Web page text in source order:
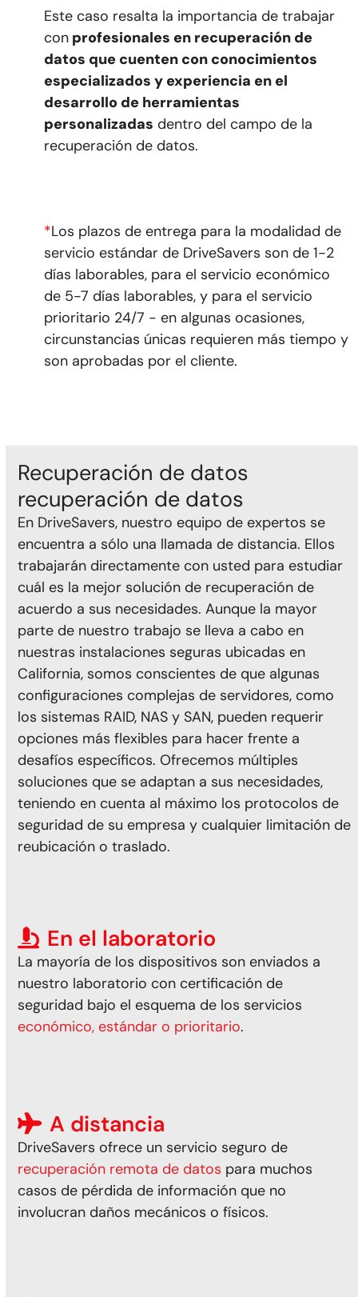
Este caso resalta la importancia de trabajar
conprofesionales en recuperación de
datos que cuenten con conocimientos
especializados y experiencia en el
desarrollo de herramientas
personalizadas dentro del campo de la
recuperación de datos.
*Los plazos de entrega para la modalidad de
servicio estándar de DriveSavers son de 1-2
días laborables, para el servicio económico
de 5-7 días laborables, y para el servicio
prioritario 24/7 - en algunas ocasiones,
circunstancias únicas requieren más tiempo y
son aprobadas por el cliente.
Recuperación de datos
recuperación de datos
En DriveSavers, nuestro equipo de expertos se
encuentra a sólo una llamada de distancia. Ellos
trabajarán directamente con usted para estudiar
cuál es la mejor solución de recuperación de
acuerdo a sus necesidades. Aunque la mayor
parte de nuestro trabajo se lleva a cabo en
nuestras instalaciones seguras ubicadas en
California, somos conscientes de que algunas
configuraciones complejas de servidores, como
los sistemas RAID, NAS y SAN, pueden requerir
opciones más flexibles para hacer frente a
desafíos específicos. Ofrecemos múltiples
soluciones que se adaptan a sus necesidades,
teniendo en cuenta al máximo los protocolos de
seguridad de su empresa y cualquier limitación de
reubicación o traslado.
En el laboratorio
La mayoría de los dispositivos son enviados a
nuestro laboratorio con certificación de
seguridad bajo el esquema de los servicios
económico, estándar o prioritario.
A distancia
DriveSavers ofrece un servicio seguro de
recuperación remota de datos para muchos
casos de pérdida de información que no
involucran daños mecánicos o físicos.